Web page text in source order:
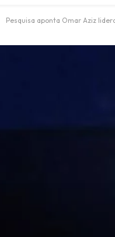
Pesquisa aponta Omar Aziz